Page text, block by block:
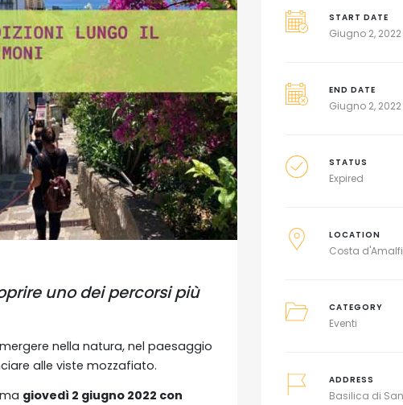
uno dei percorsi più
nella natura, nel paesaggio
alle viste mozzafiato.
giovedì 2 giugno 2022 con
START DATE
Giugno 2,
END DATE
Giugno 2,
STATUS
Expired
LOCATION
Costa d'Amalfi
CATEGORY
Eventi
ADDRESS
Basilica di